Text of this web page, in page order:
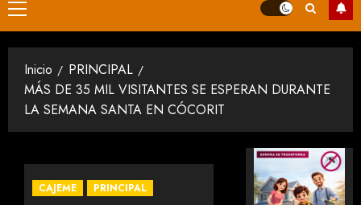
Menú
principal
Inicio
PRINCIPAL
MÁS DE 35 MIL VISITANTES SE ESPERAN DURANTE
LA SEMANA SANTA EN CÓCORIT
CAJEME PRINCIPAL